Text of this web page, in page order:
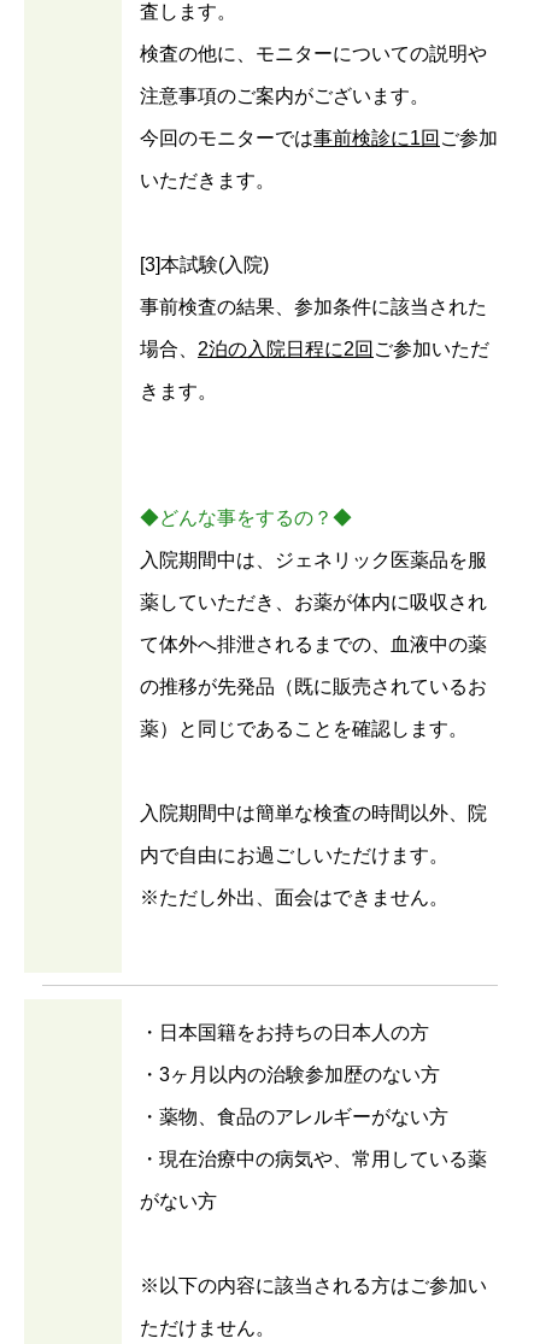
査します。
検査の他に、モニターについての説明や
注意事項のご案内がございます。
今回のモニターでは事前検診に1回 ご参加
いただきます。
[3]本試験(入院)
事前検査の結果、参加条件に該当された
場合、 2泊の入院日程に2回 ご参加いただ
きます。
◆どんな事をするの？◆
入院期間中は、ジェネリック医薬品を服
薬していただき、お薬が体内に吸収され
て体外へ排泄されるまでの、血液中の薬
の推移が先発品（既に販売されているお
薬）と同じであることを確認します。
入院期間中は簡単な検査の時間以外、院
内で自由にお過ごしいただけます。
※ただし外出、面会はできません。
・日本国籍をお持ちの日本人の方
・3ヶ月以内の治験参加歴のない方
・薬物、食品のアレルギーがない方
・現在治療中の病気や、常用している薬
がない方
※以下の内容に該当される方はご参加い
ただけません。